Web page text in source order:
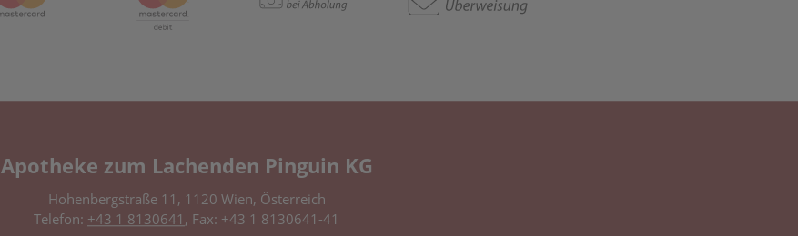
Apotheke zum Lachenden Pinguin KG
Hohenbergstraße 11, 1120 Wien, Österreich
Telefon: +43 1 8130641 , Fax: +43 1 8130641-41